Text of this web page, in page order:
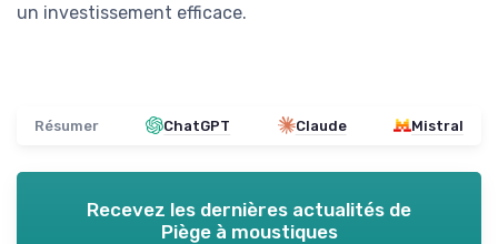
un investissement efficace.
Résumer ChatGPT Claude Mistral
Recevez les dernières actualités de
Piège à moustiques